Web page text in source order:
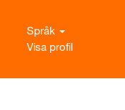
Språk
Visa profil